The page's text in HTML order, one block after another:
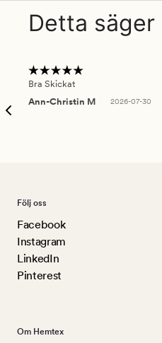
Detta
Bra Skickat
Ann-Christin M
2026-07-30
Följ oss
Facebook
Instagram
LinkedIn
Pinterest
Om Hemtex